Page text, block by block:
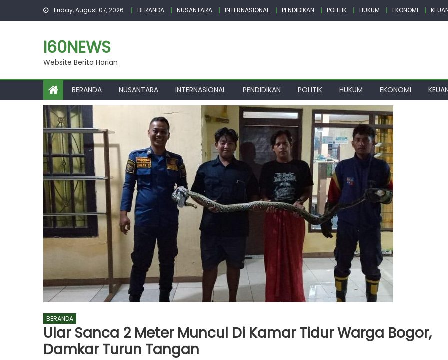
Friday, August 07, 2026 BERANDA NUSANTARA INTERNASIONAL PENDIDIKAN POLITIK HUKUM EKONOMI
I60NEWS
Website Berita Harian
BERANDA NUSANTARA INTERNASIONAL PENDIDIKAN POLITIK HUKUM EKONOMI
BERANDA
Ular Sanca 2 Meter Muncul Di Kamar Tidur Warga Bogor,
Damkar Turun Tangan